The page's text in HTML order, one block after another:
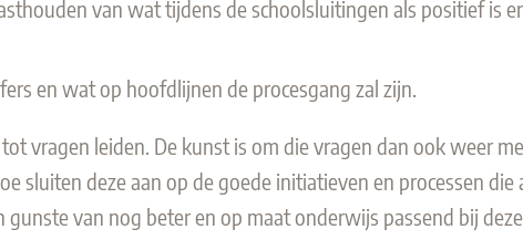
van wat tijdens de schoolsluitingen als positief is
en wat op hoofdlijnen de procesgang zal zijn.
vragen leiden. De kunst is om die vragen dan ook weer
deze aan op de goede initiatieven en processen die
van nog beter en op maat onderwijs passend bij